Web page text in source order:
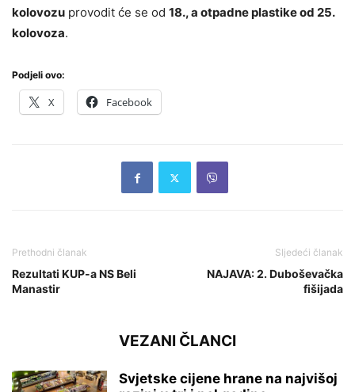
kolovozu provodit će se od 18., a otpadne plastike od 25.
kolovoza.
Podjeli ovo:
X Facebook
Prethodni članak
Rezultati KUP-a NS Beli
Manastir
Sljedeći članak
NAJAVA: 2. Duboševačka
fišijada
VEZANI ČLANCI
Svjetske cijene hrane na najvišoj